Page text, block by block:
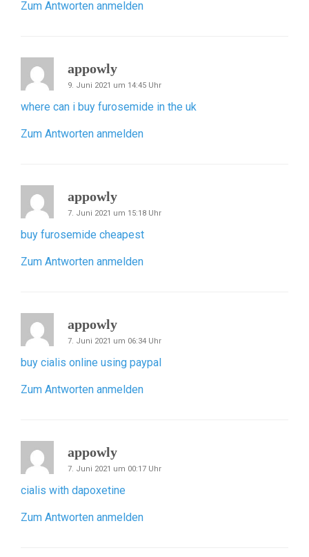
Zum Antworten anmelden
appowly
9. Juni 2021 um 14:45 Uhr
where can i buy furosemide in the uk
Zum Antworten anmelden
appowly
7. Juni 2021 um 15:18 Uhr
buy furosemide cheapest
Zum Antworten anmelden
appowly
7. Juni 2021 um 06:34 Uhr
buy cialis online using paypal
Zum Antworten anmelden
appowly
7. Juni 2021 um 00:17 Uhr
cialis with dapoxetine
Zum Antworten anmelden